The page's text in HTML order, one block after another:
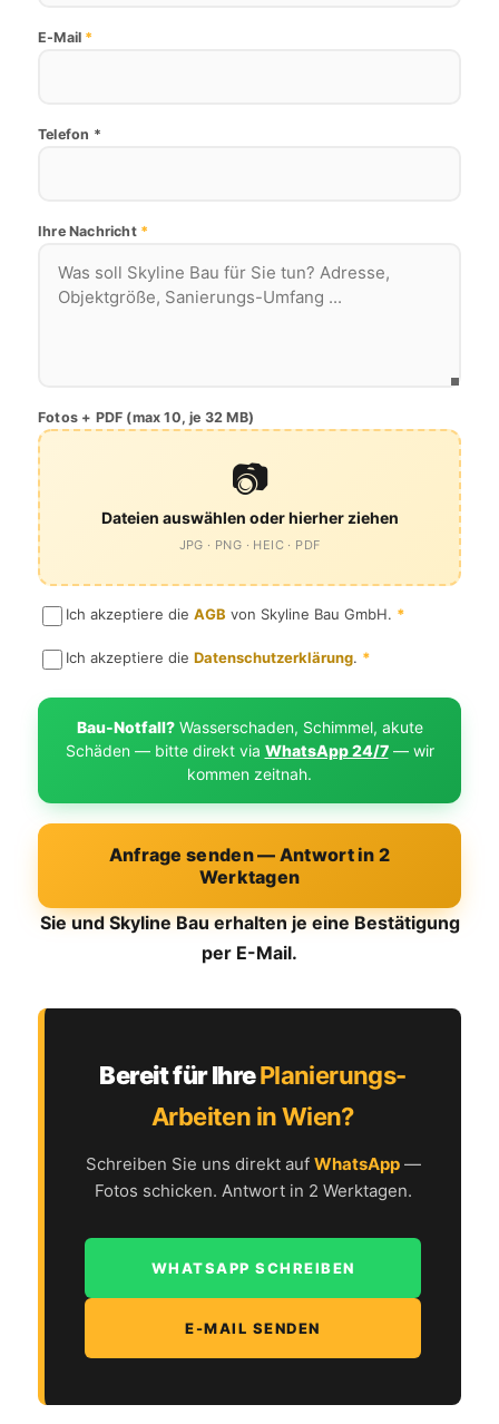
E-Mail *
Telefon *
Ihre Nachricht *
Fotos + PDF (max 10, je 32 MB)
📷
Dateien auswählen oder hierher ziehen
JPG · PNG · HEIC · PDF
Ich akzeptiere die AGB von Skyline Bau GmbH. *
Ich akzeptiere die Datenschutzerklärung. *
Bau-Notfall?Wasserschaden, Schimmel, akute
Schäden — bitte direkt via WhatsApp 24/7— wir
kommen zeitnah.
Anfrage senden — Antwort in 2
Werktagen
Sie und Skyline Bau erhalten je eine Bestätigung
per E-Mail.
Bereit für IhrePlanierungs-
Arbeiten in Wien?
Schreiben Sie uns direkt auf WhatsApp—
Fotos schicken. Antwort in 2 Werktagen.
WHATSAPP SCHREIBEN
E-MAIL SENDEN